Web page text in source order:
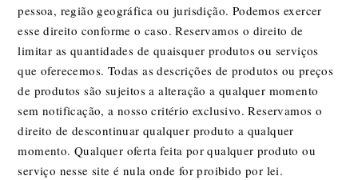
pessoa, região geográfica ou jurisdição. Podemos exercer
esse direito conforme o caso. Reservamos o direito de
limitar as quantidades de quaisquer produtos ou serviços
que oferecemos. Todas as descrições de produtos ou preços
de produtos são sujeitos a alteração a qualquer momento
sem notificação, a nosso critério exclusivo. Reservamos o
direito de descontinuar qualquer produto a qualquer
momento. Qualquer oferta feita por qualquer produto ou
serviço nesse site é nula onde for proibido por lei.